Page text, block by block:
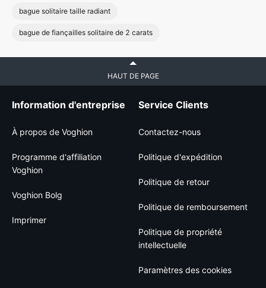
bague solitaire taille radiant
bague de fiançailles solitaire de 2 carats
HAUT DE PAGE
Information d'entreprise
À propos de Voghion
Programme d'affiliation
Voghion
Voghion Bolg
Imprimer
Service Clients
Contactez-nous
Politique d'expédition
Politique de retour
Politique de remboursement
Politique de propriété
intellectuelle
Paramètres des cookies